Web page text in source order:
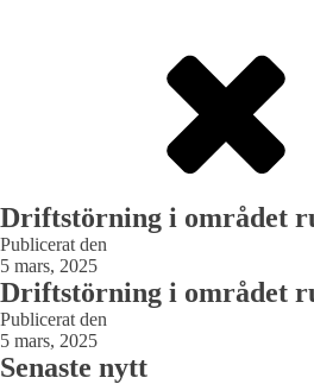
Driftstörning i området
Publicerat den
5 mars, 2025
Driftstörning i området
Publicerat den
5 mars, 2025
Senaste nytt